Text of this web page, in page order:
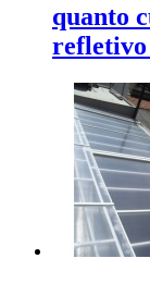
quanto